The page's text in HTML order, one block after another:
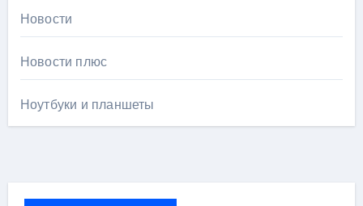
Новости
Новости плюс
Ноутбуки и планшеты